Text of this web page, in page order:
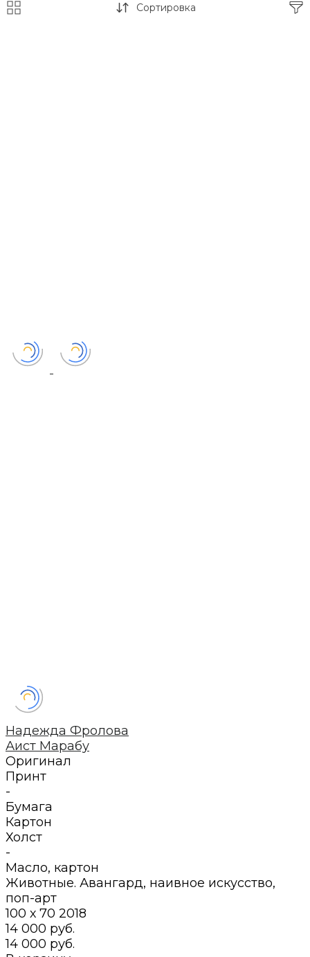
Сортировка
Надежда Фролова
Аист Марабу
Оригинал
Принт
-
Бумага
Картон
Холст
-
Масло, картон
Животные. Авангард, наивное искусство,
поп-арт
100 х 70 2018
14 000 руб.
14 000 руб.